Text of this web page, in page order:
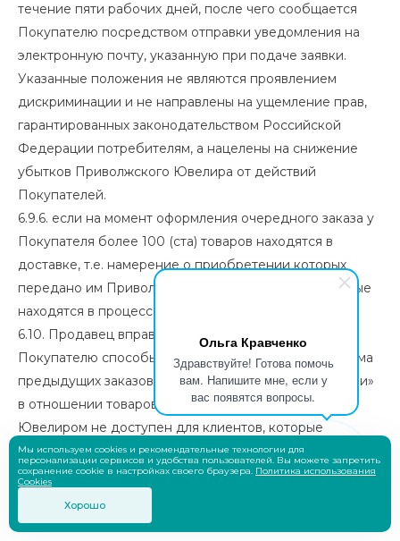
Ольга Кравченко
Здравствуйте! Готова помочь
вам. Напишите мне, если у
вас появятся вопросы.
течение пяти рабочих дней, после чего сообщается
Покупателю посредством отправки уведомления на
электронную почту, указанную при подаче заявки.
Указанные положения не являются проявлением
дискриминации и не направлены на ущемление прав,
гарантированных законодательством Российской
Федерации потребителям, а нацелены на снижение
убытков Приволжского Ювелира от действий
Покупателей.
6.9.6. если на момент оформления очередного заказа у
Покупателя более 100 (ста) товаров находятся в
доставке, т.е. намерение о приобретении которых
передано им Приволжскому Ювелиру и (или) которые
находятся в процессе доставки Покупателю.
6.10. Продавец вправе ограничивать доступные
Покупателю способы оплаты в зависимости от объёма
предыдущих заказов. Способ оплаты «При получении»
в отношении товаров, реализуемых Приволжским
Ювелиром не доступен для клиентов, которые
оформили более 20 заказов или 240 товаров в течение
14 суток, или же подтвердили более 10 заказов или 160
ограничивать доступные Покупателю способы оплаты
Мы используем cookies и рекомендательные технологии для
персонализации сервисов и удобства пользователей. Вы можете запретить
сохранение cookie в настройках своего браузера. Политика использования
Cookies
Хорошо